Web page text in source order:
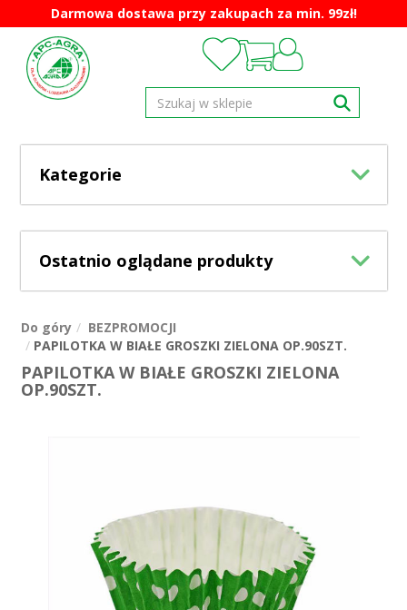
Darmowa dostawa przy zakupach za min. 99zł!
Kategorie
Ostatnio oglądane produkty
Do góry
BEZPROMOCJI
PAPILOTKA W BIAŁE GROSZKI ZIELONA OP.90SZT.
PAPILOTKA W BIAŁE GROSZKI ZIELONA
OP.90SZT.